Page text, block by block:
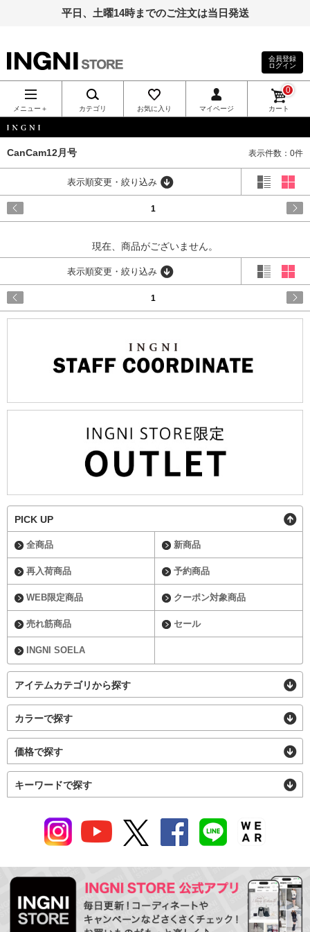
平日、土曜14時までのご注文は当日発送
INGNI（イン
グ）公式通
販｜INGNI
STORE
会員登録
ログイン
メニュー＋ カテゴリ お気に入り マイページ カート
0
CanCam12月号 表示件数：0件
表示順変更・絞り込み
1
現在、商品がございません。
表示順変更・絞り込み
1
PICK UP
全商品 新商品
再入荷商品 予約商品
WEB限定商品 クーポン対象商品
売れ筋商品 セール
INGNI SOELA
アイテムカテゴリから探す
カラーで探す
価格で探す
キーワードで探す